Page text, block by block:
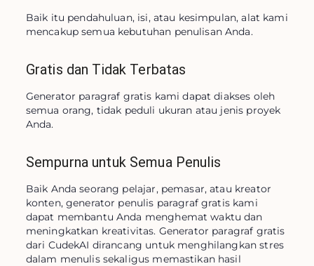
Baik itu pendahuluan, isi, atau kesimpulan, alat kami
mencakup semua kebutuhan penulisan Anda.
Gratis dan Tidak Terbatas
Generator paragraf gratis kami dapat diakses oleh
semua orang, tidak peduli ukuran atau jenis proyek
Anda.
Sempurna untuk Semua Penulis
Baik Anda seorang pelajar, pemasar, atau kreator
konten, generator penulis paragraf gratis kami
dapat membantu Anda menghemat waktu dan
meningkatkan kreativitas. Generator paragraf gratis
dari CudekAI dirancang untuk menghilangkan stres
dalam menulis sekaligus memastikan hasil